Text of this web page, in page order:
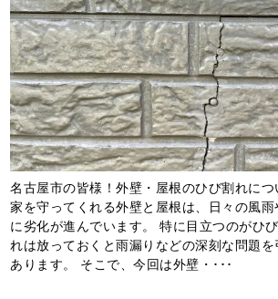
名古屋市の皆様！外壁・屋根のひび割れに
家を守ってくれる外壁と屋根は、日々の風
に劣化が進んでいます。 特に目立つのがひ
れは放っておくと雨漏りなどの深刻な問題
あります。 そこで、今回は外壁・･･･